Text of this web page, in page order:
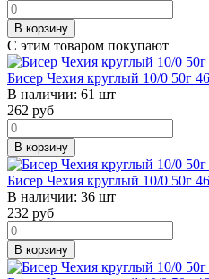
В корзину
С этим товаром покупают
Бисер Чехия круглый 10/0 50г
В наличии: 61 шт
262 руб
В корзину
Бисер Чехия круглый 10/0 50г
В наличии: 36 шт
232 руб
В корзину